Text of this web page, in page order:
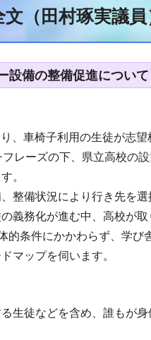
（田村琢実議員
設備の整備促進について
、車椅子利用の生徒が志望
レーズの下、県立高校の
。
整備状況により行き先を
義務化が進む中、高校が
条件にかかわらず、学び
マップを伺います。
生徒などを含め、誰もが